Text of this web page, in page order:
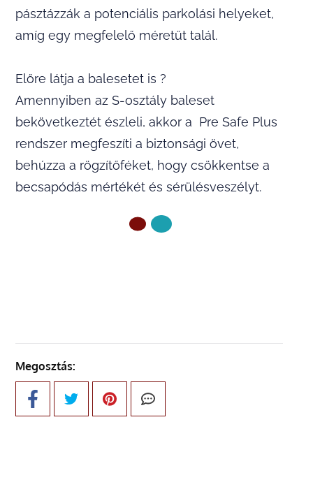
pásztázzák a potenciális parkolási helyeket,
amíg egy megfelelő méretűt talál.
Előre látja a balesetet is ?
Amennyiben az S-osztály baleset
bekövetkeztét észleli, akkor a Pre Safe Plus
rendszer megfeszíti a biztonsági övet,
behúzza a rögzítőféket, hogy csökkentse a
becsapódás mértékét és sérülésveszélyt.
Megosztás: